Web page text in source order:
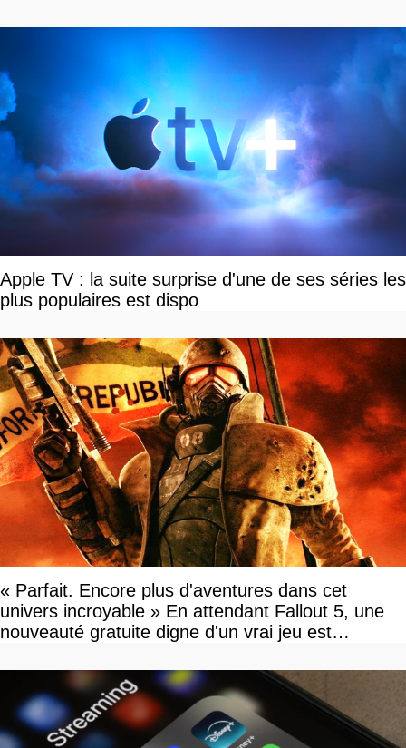
Apple TV : la suite surprise d'une de ses séries les
plus populaires est dispo
« Parfait. Encore plus d'aventures dans cet
univers incroyable » En attendant Fallout 5, une
nouveauté gratuite digne d'un vrai jeu est